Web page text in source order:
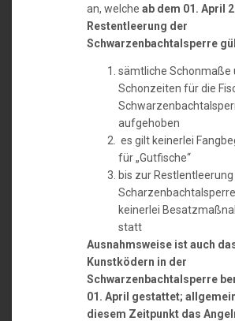
an, welche ab dem 01. April
Restentleerung der
Schwarzenbachtalsperre
sämtliche Schonmaße
Schonzeiten für die
aufgehoben
es gilt keinerlei
für „Gutfische“
bis zur
keinerlei
statt
Ausnahmsweise ist auch
Kunstködern in der
Schwarzenbachtalsperre
01. April gestattet;
diesem Zeitpunkt das